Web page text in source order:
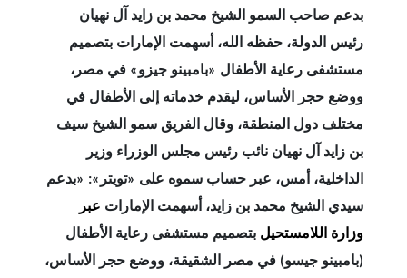
بدعم صاحب السمو الشيخ محمد بن زايد آل نهيان
رئيس الدولة، حفظه الله، أسهمت الإمارات بتصميم
مستشفى رعاية الأطفال «بامبينو جيزو» في مصر،
ووضع حجر الأساس، ليقدم خدماته إلى الأطفال في
مختلف دول المنطقة، وقال الفريق سمو الشيخ سيف
بن زايد آل نهيان نائب رئيس مجلس الوزراء وزير
الداخلية، أمس، عبر حساب سموه على «تويتر»: «بدعم
سيدي الشيخ محمد بن زايد، أسهمت الإمارات عبر
وزارة اللامستحيل بتصميم مستشفى رعاية الأطفال
(بامبينو جيسو) في مصر الشقيقة، ووضع حجر الأساس،